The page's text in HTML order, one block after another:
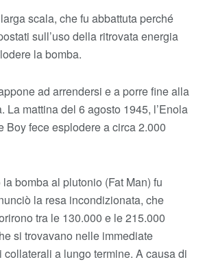
scala, che fu abbattuta perché
sull’uso della ritrovata energia
la bomba.
ad arrendersi e a porre fine alla
mattina del 6 agosto 1945, l’Enola
Boy fece esplodere a circa 2.000
bomba al plutonio (Fat Man) fu
la resa incondizionata, che
tra le 130.000 e le 215.000
si trovavano nelle immediate
a lungo termine. A causa di